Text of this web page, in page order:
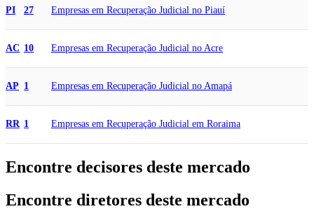
PI 27 Empresas em Recuperação Judicial no Piauí
AC 10 Empresas em Recuperação Judicial no Acre
AP 1 Empresas em Recuperação Judicial no Amapá
RR 1 Empresas em Recuperação Judicial em Roraima
Encontre decisores deste mercado
Encontre diretores deste mercado